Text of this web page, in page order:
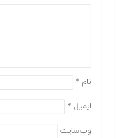
نام *
ایمیل *
وب‌سایت